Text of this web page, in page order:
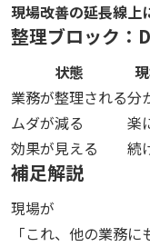
現場改善の延長線上
整理ブロック：
状態
業務が整理される分
ムダが減る
楽
効果が見える
続
補足解説
現場が
「これ、他の業務に